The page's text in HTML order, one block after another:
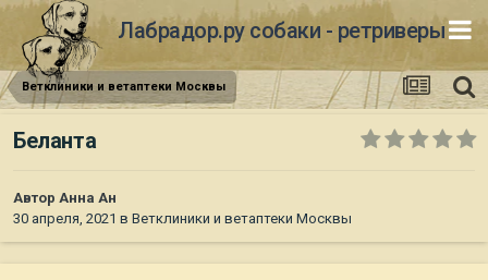
Лабрадор.ру собаки - ретриверы
Ветклиники и ветаптеки Москвы
Беланта
Автор Анна Ан
30 апреля, 2021 в Ветклиники и ветаптеки Москвы